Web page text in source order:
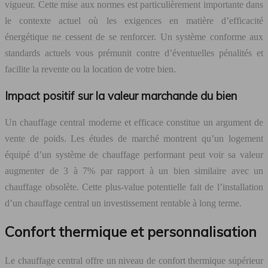
vigueur. Cette mise aux normes est particulièrement importante dans
le contexte actuel où les exigences en matière d’efficacité
énergétique ne cessent de se renforcer. Un système conforme aux
standards actuels vous prémunit contre d’éventuelles pénalités et
facilite la revente ou la location de votre bien.
Impact positif sur la valeur marchande du bien
Un chauffage central moderne et efficace constitue un argument de
vente de poids. Les études de marché montrent qu’un logement
équipé d’un système de chauffage performant peut voir sa valeur
augmenter de 3 à 7% par rapport à un bien similaire avec un
chauffage obsolète. Cette plus-value potentielle fait de l’installation
d’un chauffage central un investissement rentable à long terme.
Confort thermique et personnalisation
Le chauffage central offre un niveau de confort thermique supérieur